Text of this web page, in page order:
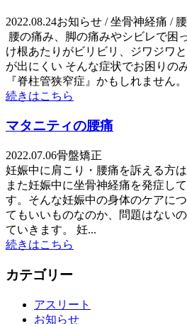
2022.08.24お知らせ / 坐骨神経痛 /
腰の痛み、脚の痛みやシビレで困
け根あたりがビリビリ、ジワジワ
が出にくい そんな症状でお困りの
『脊柱管狭窄症』かもしれません
続きはこちら
マタニティの腰痛
2022.07.06骨盤矯正
妊娠中に肩こり・腰痛を訴える方
また妊娠中に坐骨神経痛を発症し
す。そんな妊娠中の身体のケアに
てもいいものなのか、問題はない
ていきます。 妊...
続きはこちら
カテゴリー
アスリート
お知らせ